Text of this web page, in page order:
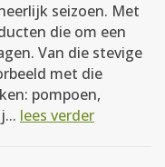
seizoen. Met
die om een
Van die stevige
met die
pompoen,
lees verder